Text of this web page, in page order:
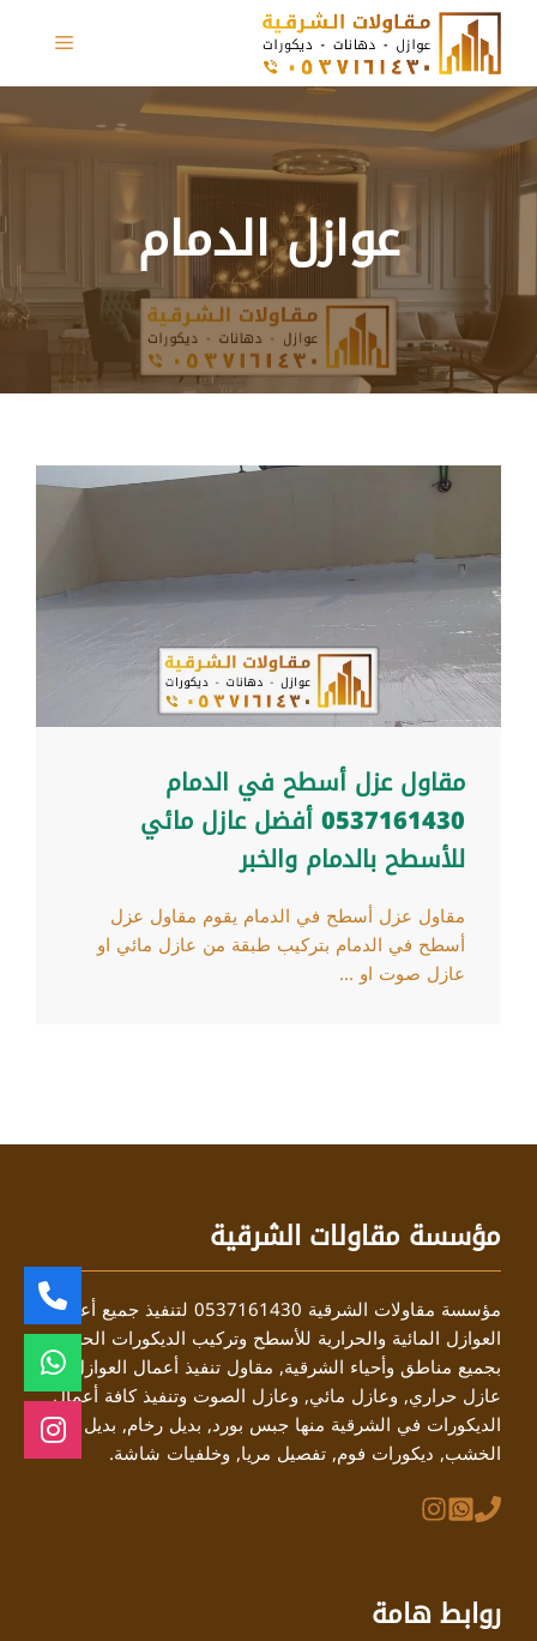
انتقل
المحتوى
القائمة
عوازل الدمام
مقاول عزل أسطح في الدمام
0537161430 أفضل عازل مائي
للأسطح بالدمام والخبر
مقاول عزل أسطح في الدمام يقوم مقاول عزل
أسطح في الدمام بتركيب طبقة من عازل مائي او
عازل صوت او ...
مؤسسة مقاولات الشرقية
مؤسسة مقاولات الشرقية 0537161430 لتنفيذ جميع أعمال
العوازل المائية والحرارية للأسطح وتركيب الديكورات الحديثة
بجميع مناطق وأحياء الشرقية, مقاول تنفيذ أعمال العوازل منها
عازل حراري, وعازل مائي, وعازل الصوت وتنفيذ كافة أعمال
الديكورات في الشرقية منها جبس بورد, بديل رخام, بديل
الخشب, ديكورات فوم, تفصيل مريا, وخلفيات شاشة.
روابط هامة